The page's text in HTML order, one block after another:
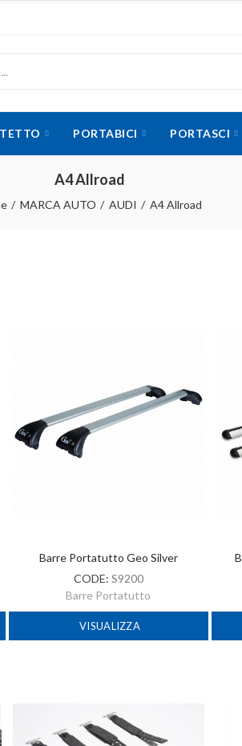
PORTABICI PORTASCI
A4 Allroad
MARCA AUTO AUDI A4 Allroad
Barre Portatutto Geo Silver
CODE: S9200
Barre Portatutto
VISUALIZZA